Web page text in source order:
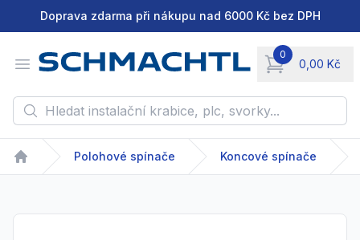
Doprava zdarma při nákupu nad 6000 Kč bez DPH
Open menu
0
0,00 Kč
items in cart,
Hledat instalační krabice, plc, svorky...
Home
Polohové spínače Koncové spínače